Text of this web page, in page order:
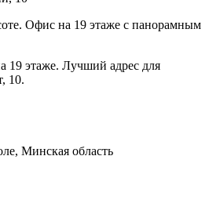
Офис на 19 этаже с панорамным
19 этаже. Лучший адрес для
10.
Минская область